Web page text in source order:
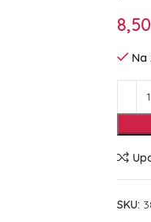
8,50
Na
SKU: